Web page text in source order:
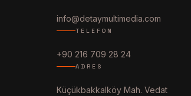
info@detaymultimedia.com
TELEFON
+90 216 709 28 24
ADRES
Küçükbakkalköy Mah. Vedat